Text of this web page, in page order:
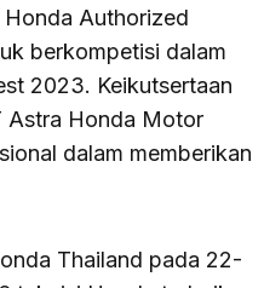
Honda Authorized
berkompetisi dalam
2023. Keikutsertaan
Astra Honda Motor
dalam memberikan
Thailand pada 22-